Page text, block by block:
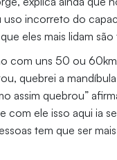
incorreto do
eles mais lidam
com uns 50 ou
quebrei a
assim quebrou”
com ele isso aqui ia
tem que ser